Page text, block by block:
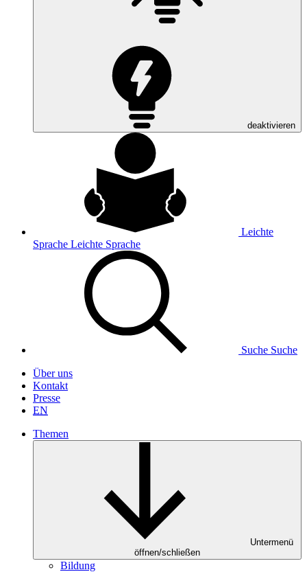
deaktivieren
Leichte
Sprache Leichte Sprache
Suche Suche
Über uns
Kontakt
Presse
EN
Themen
Untermenü
öffnen/schließen
Bildung